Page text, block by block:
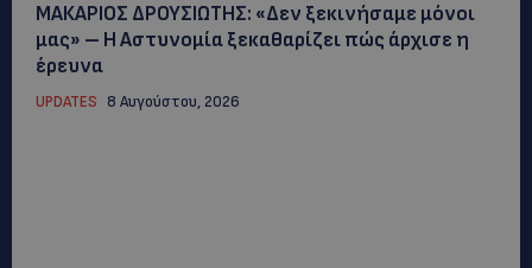
ΜΑΚΑΡΙΟΣ ΔΡΟΥΣΙΩΤΗΣ: «Δεν ξεκινήσαμε μόνοι
μας» – Η Αστυνομία ξεκαθαρίζει πώς άρχισε η
έρευνα
UPDATES 8 Αυγούστου, 2026